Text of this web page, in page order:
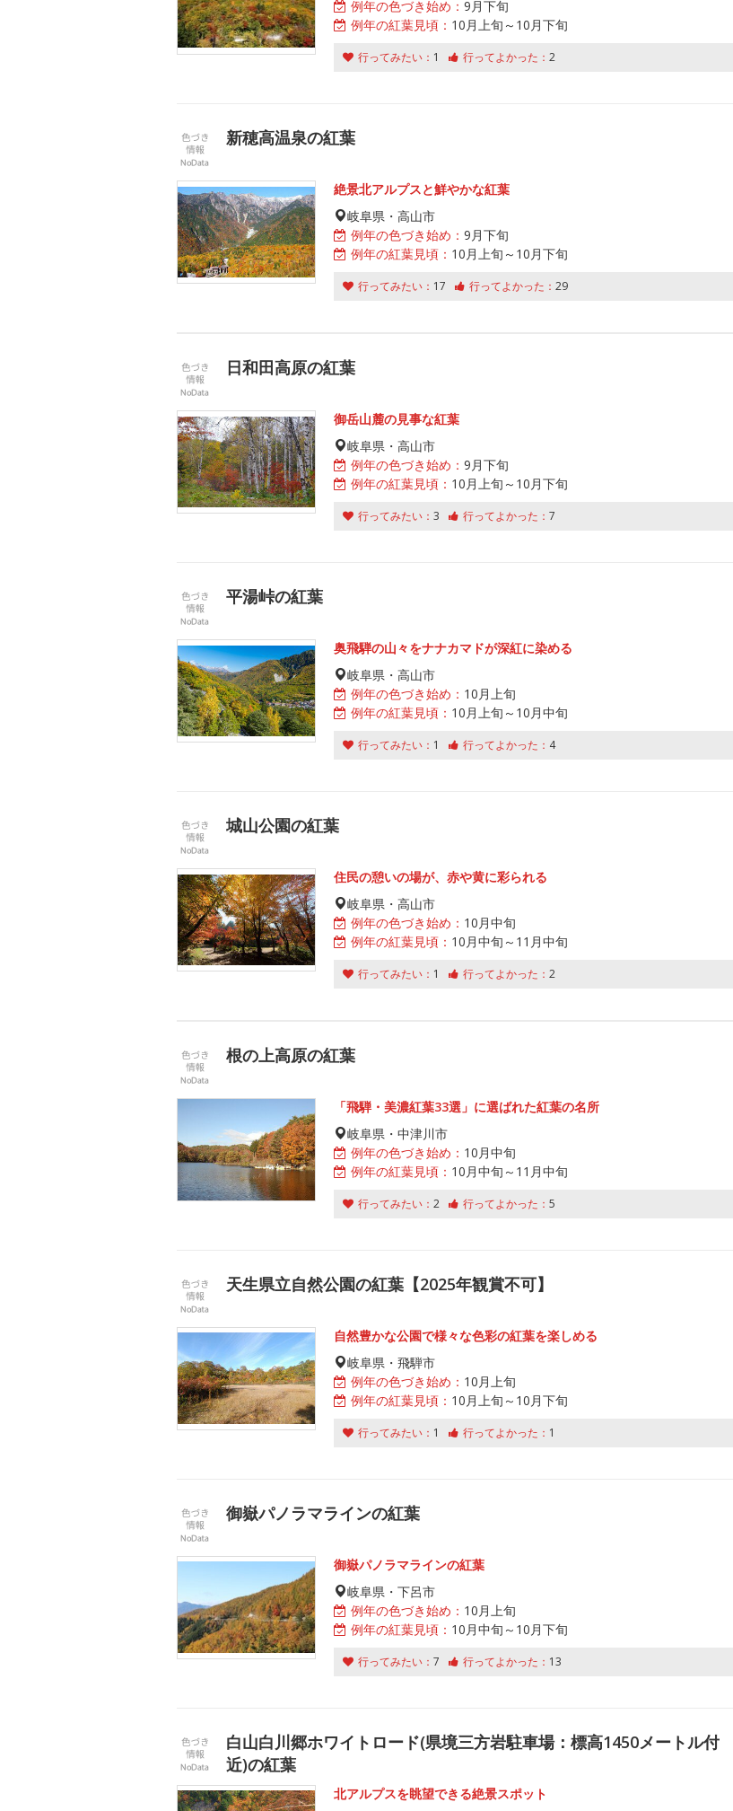
例年の色づき始め： 9月下旬
例年の紅葉見頃： 10月上旬～10月下旬
行ってみたい： 1 行ってよかった： 2
新穂高温泉の紅葉
絶景北アルプスと鮮やかな紅葉
岐阜県・高山市
例年の色づき始め： 9月下旬
例年の紅葉見頃： 10月上旬～10月下旬
行ってみたい： 17 行ってよかった： 29
日和田高原の紅葉
御岳山麓の見事な紅葉
岐阜県・高山市
例年の色づき始め： 9月下旬
例年の紅葉見頃： 10月上旬～10月下旬
行ってみたい： 3 行ってよかった： 7
平湯峠の紅葉
奥飛騨の山々をナナカマドが深紅に染める
岐阜県・高山市
例年の色づき始め： 10月上旬
例年の紅葉見頃： 10月上旬～10月中旬
行ってみたい： 1 行ってよかった： 4
城山公園の紅葉
住民の憩いの場が、赤や黄に彩られる
岐阜県・高山市
例年の色づき始め： 10月中旬
例年の紅葉見頃： 10月中旬～11月中旬
行ってみたい： 1 行ってよかった： 2
根の上高原の紅葉
「飛騨・美濃紅葉33選」に選ばれた紅葉の名所
岐阜県・中津川市
例年の色づき始め： 10月中旬
例年の紅葉見頃： 10月中旬～11月中旬
行ってみたい： 2 行ってよかった： 5
天生県立自然公園の紅葉【2025年観賞不可】
自然豊かな公園で様々な色彩の紅葉を楽しめる
岐阜県・飛騨市
例年の色づき始め： 10月上旬
例年の紅葉見頃： 10月上旬～10月下旬
行ってみたい： 1 行ってよかった： 1
御嶽パノラマラインの紅葉
御嶽パノラマラインの紅葉
岐阜県・下呂市
例年の色づき始め： 10月上旬
例年の紅葉見頃： 10月中旬～10月下旬
行ってみたい： 7 行ってよかった： 13
白山白川郷ホワイトロード(県境三方岩駐車場：標高1450メートル付
近)の紅葉
北アルプスを眺望できる絶景スポット